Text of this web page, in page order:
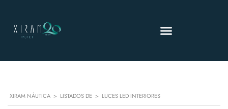
XIRAM NÁUTICA > LISTADOS DE > LUCES LED INTERIORES